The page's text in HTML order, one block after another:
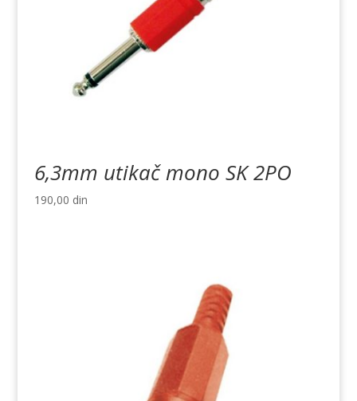
6,3mm utikač mono SK 2PO
190,00 din